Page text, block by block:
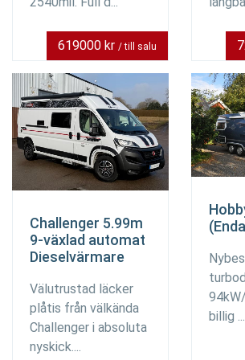
619000 kr / till salu
Challenger 5.99m
9-växlad automat
Dieselvärmare
Välutrustad läcker
plåtis från välkända
Challenger i absoluta
nyskick....
billig ...